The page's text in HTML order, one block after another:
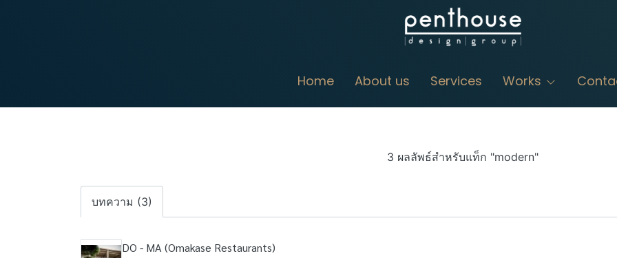
Home About us Services Works
3 ผลลัพธ์สำหรับแท็ก "modern"
บทความ (3)
DO - MA (Omakase Restaurants)